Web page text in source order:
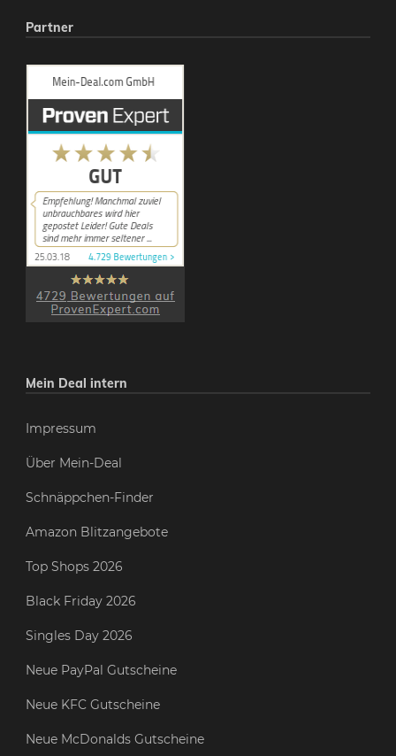
Partner
Mein Deal intern
Impressum
Über Mein-Deal
Schnäppchen-Finder
Amazon Blitzangebote
Top Shops 2026
Black Friday 2026
Singles Day 2026
Neue PayPal Gutscheine
Neue KFC Gutscheine
Neue McDonalds Gutscheine